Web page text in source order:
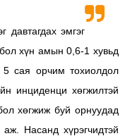
давтагдах эмгэг
хүн амын 0,6-1 хувьд
5 сая орчим тохиолдол
инциденци хөгжилтэй
хөгжиж буй орнуудад
Насанд хүрэгчидтэй